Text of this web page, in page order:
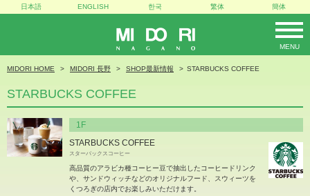
MIDORI
MENU
日本語 ENGLISH 한국 繁体 簡体
MIDORI HOME MIDORI 長野 SHOP最新情報 STARBUCKS COFFEE
STARBUCKS COFFEE
1F
STARBUCKS COFFEE
スターバックスコーヒー
高品質のアラビカ種コーヒー豆で抽出したコーヒードリンク
や、サンドウィッチなどのオリジナルフード、スウィーツを
くつろぎの店内でお楽しみいただけます。